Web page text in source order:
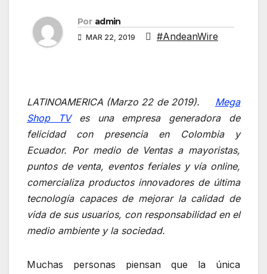
Por admin
MAR 22, 2019 #AndeanWire
LATINOAMERICA (Marzo 22 de 2019). Mega
Shop TVes una empresa generadora de
felicidad con presencia en Colombia y
Ecuador. Por medio de Ventas a mayoristas,
puntos de venta, eventos feriales y vía online,
comercializa productos innovadores de última
tecnología capaces de mejorar la calidad de
vida de sus usuarios, con responsabilidad en el
medio ambiente y la sociedad.
Muchas personas piensan que la única